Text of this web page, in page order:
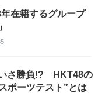
在籍するグループ
さ勝負!? HKT48の
ポーツテスト”とは